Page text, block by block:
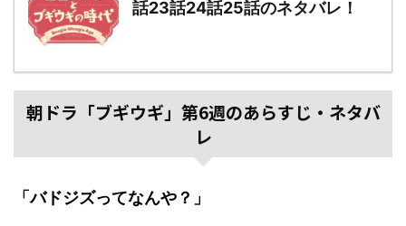
話23話24話25話のネタバレ！
朝ドラ「ブギウギ」第6週のあらすじ・ネタバ
レ
「バドジズってなんや？」